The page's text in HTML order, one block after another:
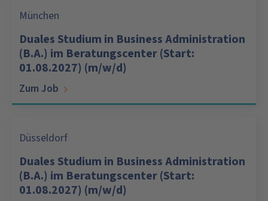
München
Duales Studium in Business Administration
(B.A.) im Beratungscenter (Start:
01.08.2027) (m/w/d)
Zum Job
Düsseldorf
Duales Studium in Business Administration
(B.A.) im Beratungscenter (Start:
01.08.2027) (m/w/d)